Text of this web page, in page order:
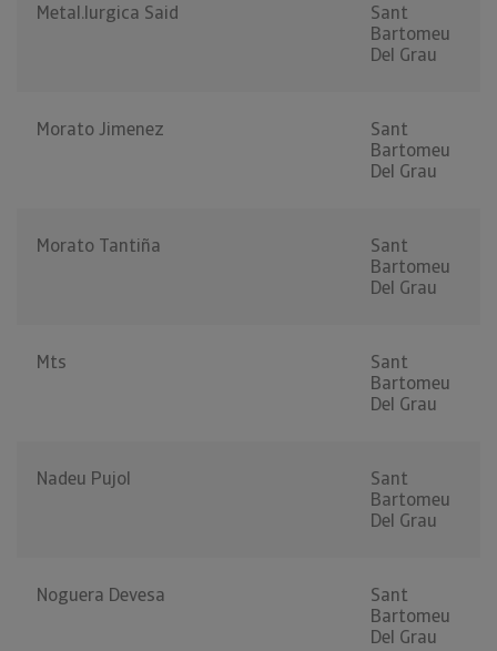
Metal.lurgica Said
Sant
Bartomeu
Del Grau
Morato Jimenez
Sant
Bartomeu
Del Grau
Morato Tantiña
Sant
Bartomeu
Del Grau
Mts
Sant
Bartomeu
Del Grau
Nadeu Pujol
Sant
Bartomeu
Del Grau
Noguera Devesa
Sant
Bartomeu
Del Grau